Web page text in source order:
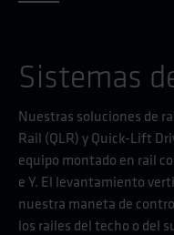
Sistemas
Nuestras soluciones de
Rail (QLR) y Quick-Lift
equipo montado en rail
e Y. El levantamiento
nuestra maneta de
los railes del techo o del